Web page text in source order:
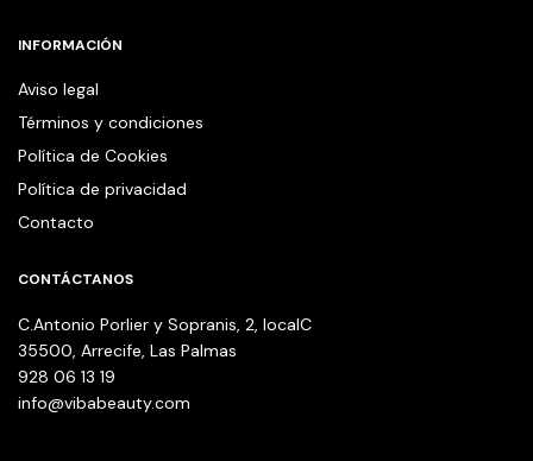
INFORMACIÓN
Aviso legal
Términos y condiciones
Política de Cookies
Política de privacidad
Contacto
CONTÁCTANOS
C.Antonio Porlier y Sopranis, 2, localC
35500, Arrecife, Las Palmas
928 06 13 19
info@vibabeauty.com